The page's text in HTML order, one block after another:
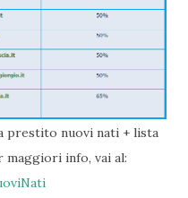
prestito nuovi nati + lista
maggiori info, vai al: